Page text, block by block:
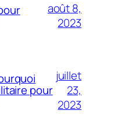
août 8,
2023
pour
juillet
23,
2023